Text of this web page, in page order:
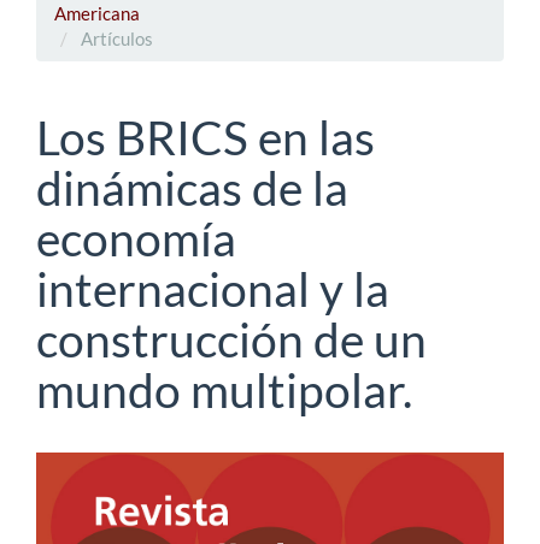
Americana
Artículos
Los BRICS en las
dinámicas de la
economía
internacional y la
construcción de un
mundo multipolar.
Barra
lateral